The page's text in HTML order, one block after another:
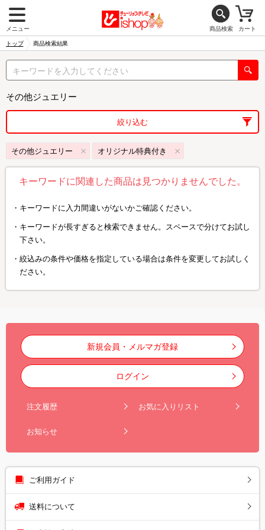
メニュー 商品検索 カート
トップ 商品検索結果
その他ジュエリー
絞り込む
その他ジュエリー オリジナル特典付き
キーワードに関連した商品は見つかりませんでした。
キーワードに入力間違いがないかご確認ください。
キーワードが長すぎると検索できません。スペースで分けてお試し
下さい。
絞込みの条件や価格を指定している場合は条件を変更してお試しく
ださい。
新規会員・メルマガ登録
ログイン
注文履歴 お気に入りリスト
お知らせ
ご利用ガイド
送料について